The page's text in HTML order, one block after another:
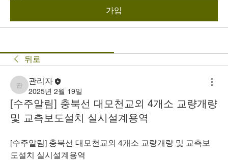
가입
뒤로
관리자
관리자
2025년 2월 19일
[수주알림] 충북선 대모천교외 4개소 교량개량
및 교측보도설치 실시설계용역
[수주알림] 충북선 대모천교외 4개소 교량개량 및 교측보
도설치 실시설계용역